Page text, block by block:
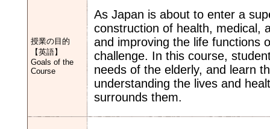
授業の目的
【英語】
Goals of the
Course
As Japan is about to enter a
construction of health, medical,
and improving the life functions
challenge. In this course,
needs of the elderly, and learn
understanding the lives and
surrounds them.